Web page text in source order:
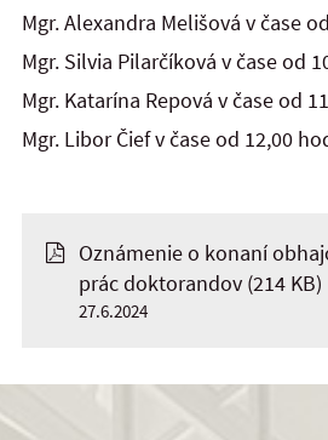
Mgr. Alexandra Melišová v čase
Mgr. Silvia Pilarčíková v čase od
Mgr. Katarína Repová v čase od
Mgr. Libor Čief v čase od 12,00
Oznámenie o konaní
prác doktorandov (214 KB)
27.6.2024